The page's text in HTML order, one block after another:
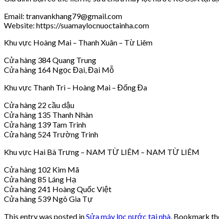
Email: tranvankhang79@gmail.com
Website: https://suamaylocnuoctainha.com
Khu vực Hoàng Mai – Thanh Xuân – Từ Liêm
Cửa hàng 384 Quang Trung
Cửa hàng 164 Ngọc Đại, Đại Mỗ
Khu vực Thanh Trì – Hoàng Mai – Đống Đa
Cửa hàng 22 cầu dậu
Cửa hàng 135 Thanh Nhàn
Cửa hàng 139 Tam Trinh
Cửa hàng 524 Trường Trinh
Khu vực Hai Bà Trưng – NAM TỪ LIÊM – NAM TỪ LIÊM
Cửa hàng 102 Kim Mã
Cửa hàng 85 Láng Hạ
Cửa hàng 241 Hoàng Quốc Việt
Cửa hàng 539 Ngô Gia Tự
This entry was posted inSửa máy lọc nước tại nhà . Bookmark